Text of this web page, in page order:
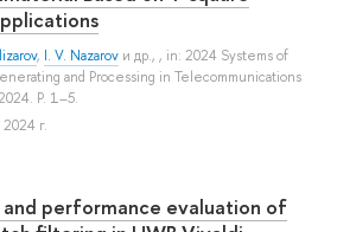
, I. V. Nazarov и др., , in: 2024 Systems of
and Processing in Telecommunications
P. 1–5.
г.
performance evaluation of